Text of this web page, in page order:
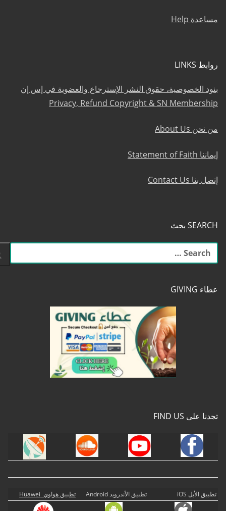
مساعدة Help
روابط LINKS
بنود الخصوصية، حقوق النشر الإسترجاع والعضوية في إس إن
Privacy, Refund Copyright & SN Membership
من نحن About Us
إيماننا Statement of Faith
إتصل بنا Contact Us
SEARCH بحث
البحث
عن:
عطاء GIVING
تجدنا على FIND US
تطبيق الأبل iOS تطبيق الأندرويد Android تطبيق هواوي Huawei